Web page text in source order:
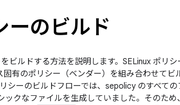
ーのビルド
ビルドする方法を説明します。SELinux ポリ
有のポリシー（ベンダー）を組み合わせてビ
シーのビルドフローでは、sepolicy のすべて
ックなファイルを生成していました。そのため